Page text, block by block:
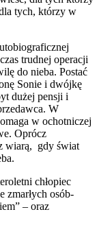
tych, którzy w
trudnej operacji
do nieba. Postać
Sonie i dwójkę
dużej pensji i
W
w ochotniczej
Oprócz
wiarą, gdy świat
chłopiec
zmarłych osób-
– oraz